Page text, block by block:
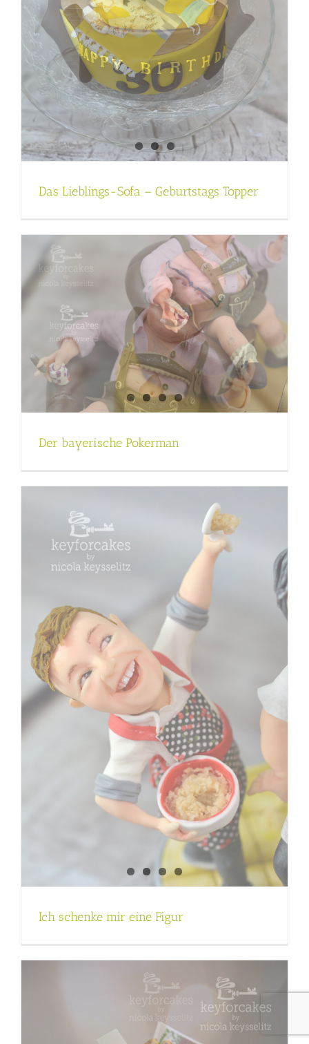
Das Lieblings-Sofa – Geburtstags Topper
Der bayerische Pokerman
Ich schenke mir eine Figur